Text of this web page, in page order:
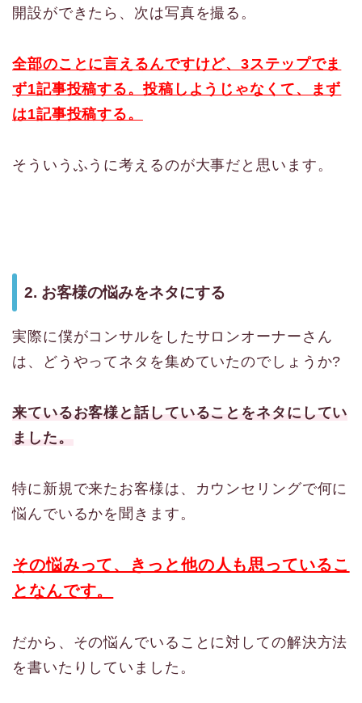
開設ができたら、次は写真を撮る。
全部のことに言えるんですけど、3ステップでま
ず1記事投稿する。投稿しようじゃなくて、まず
は1記事投稿する。
そういうふうに考えるのが大事だと思います。
2. お客様の悩みをネタにする
実際に僕がコンサルをしたサロンオーナーさん
は、どうやってネタを集めていたのでしょうか?
来ているお客様と話していることをネタにしてい
ました。
特に新規で来たお客様は、カウンセリングで何に
悩んでいるかを聞きます。
その悩みって、きっと他の人も思っているこ
となんです。
だから、その悩んでいることに対しての解決方法
を書いたりしていました。